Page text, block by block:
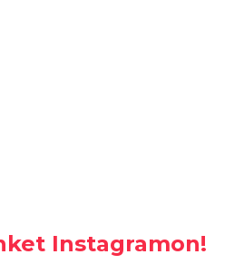
Instagramon!